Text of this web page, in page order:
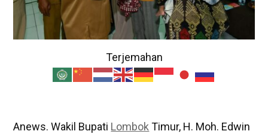
Terjemahan
Anews. Wakil Bupati Lombok Timur, H. Moh. Edwin